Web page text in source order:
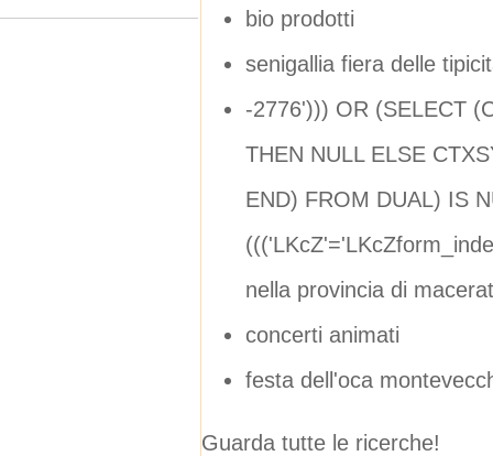
bio prodotti
senigallia fiera delle
-2776'))) OR (SELECT
THEN NULL ELSE
END) FROM DUAL) IS
nella provincia di
concerti animati
festa dell'oca
Guarda tutte le ricerche!